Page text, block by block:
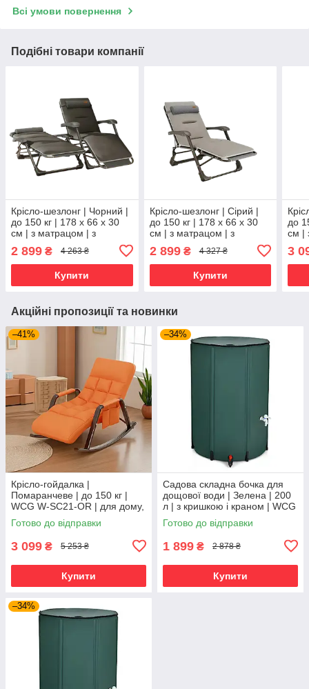
Всі умови повернення
Подібні товари компанії
Крісло-шезлонг | Чорний |
до 150 кг | 178 х 66 х 30
см | з матрацом | з
підголівником | WCG FCB-
S06PP | для дому, дачі та
кемпінгу
2 899 ₴ 4 263 ₴
Купити
Крісло-шезлонг | Сірий |
до 150 кг | 178 х 66 х 30
см | з матрацом | з
підголівником | WCG FCB-
S03PС | для дому, дачі та
кемпінгу
2 899₴ 4 327 ₴
Купити
до
см |
3
Акційні пропозиції та новинки
–41%
Крісло-гойдалка |
Помаранчеве | до 150 кг |
WCG W-SC21-OR | для дому,
тераси та відпочинку
Готово до відправки
3 099 ₴ 5 253 ₴
Купити
–34%
Садова складна бочка для
дощової води | Зелена | 200
л | з кришкою і краном | WCG
W-WB16-200 | для саду,
городу та збору води
Готово до відправки
1 899 ₴ 2 878 ₴
Купити
–34%